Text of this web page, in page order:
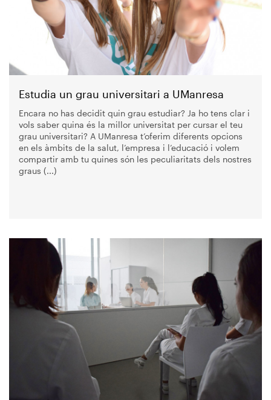
Estudia un grau universitari a UManresa
Encara no has decidit quin grau estudiar? Ja ho tens clar i
vols saber quina és la millor universitat per cursar el teu
grau universitari? A UManresa t’oferim diferents opcions
en els àmbits de la salut, l’empresa i l’educació i volem
compartir amb tu quines són les peculiaritats dels nostres
graus (...)